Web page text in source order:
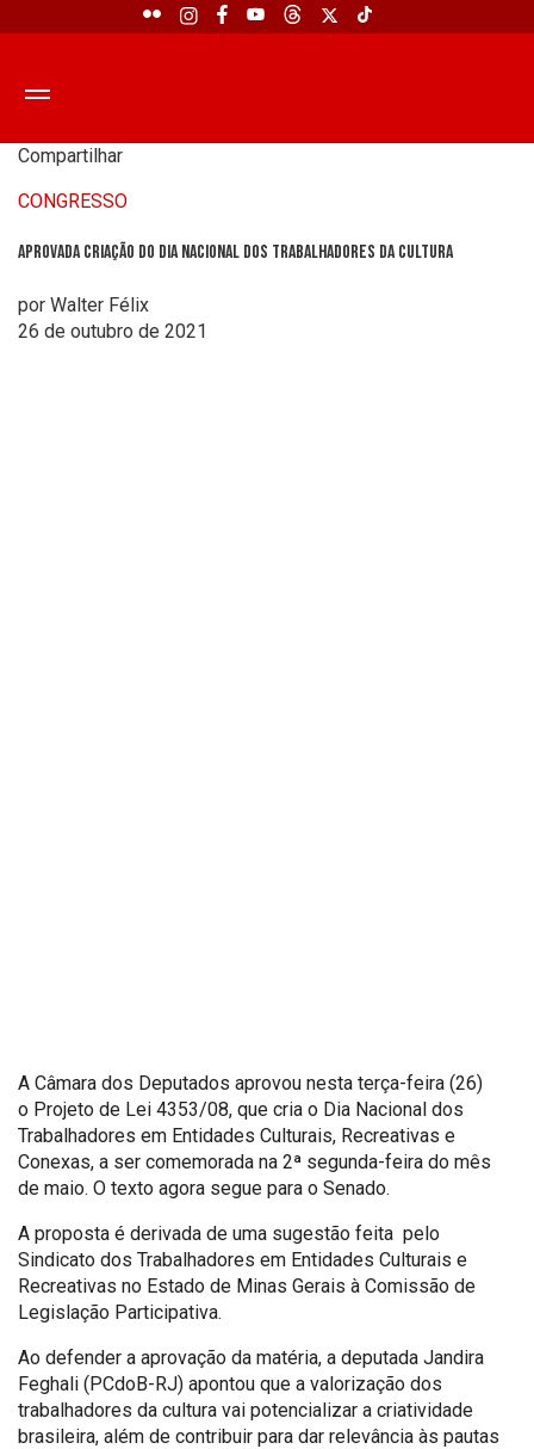
Compartilhar
CONGRESSO
Aprovada criação do dia nacional dos trabalhadores da Cultura
por Walter Félix
26 de outubro de 2021
A Câmara dos Deputados aprovou nesta terça-feira (26)
o Projeto de Lei 4353/08, que cria o Dia Nacional dos
Trabalhadores em Entidades Culturais, Recreativas e
Conexas, a ser comemorada na 2ª segunda-feira do mês
de maio. O texto agora segue para o Senado.
A proposta é derivada de uma sugestão feita pelo
Sindicato dos Trabalhadores em Entidades Culturais e
Recreativas no Estado de Minas Gerais à Comissão de
Legislação Participativa.
Ao defender a aprovação da matéria, a deputada Jandira
Feghali (PCdoB-RJ) apontou que a valorização dos
trabalhadores da cultura vai potencializar a criatividade
brasileira, além de contribuir para dar relevância às pautas